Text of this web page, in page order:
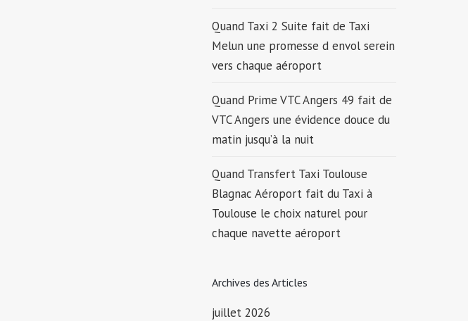
Quand Taxi 2 Suite fait de Taxi
Melun une promesse d envol serein
vers chaque aéroport
Quand Prime VTC Angers 49 fait de
VTC Angers une évidence douce du
matin jusqu’à la nuit
Quand Transfert Taxi Toulouse
Blagnac Aéroport fait du Taxi à
Toulouse le choix naturel pour
chaque navette aéroport
Archives des Articles
juillet 2026